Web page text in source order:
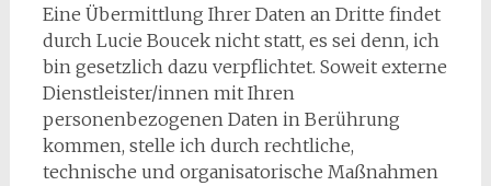
Eine Übermittlung Ihrer Daten an Dritte findet
durch Lucie Boucek nicht statt, es sei denn, ich
bin gesetzlich dazu verpflichtet. Soweit externe
Dienstleister/innen mit Ihren
personenbezogenen Daten in Berührung
kommen, stelle ich durch rechtliche,
technische und organisatorische Maßnahmen